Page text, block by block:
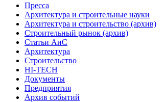
Пресса
Архитектура и строительные науки
Архитектура и строительство (архив)
Строительный рынок (архив)
Статьи АиС
Архитектура
Строительство
HI-TECH
Документы
Предприятия
Архив событий